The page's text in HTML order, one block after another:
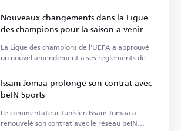
Nouveaux changements dans la Ligue
des champions pour la saison à venir
La Ligue des champions de l'UEFA a approuvé
un nouvel amendement à ses règlements de
Issam Jomaa prolonge son contrat avec
beIN Sports
Le commentateur tunisien Issam Jomaa a
renouvelé son contrat avec le réseau beIN